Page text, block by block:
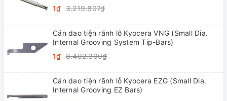
1₫ 3.219.807₫
Cán dao tiện rãnh lỗ Kyocera VNG (Small Dia.
Internal Grooving System Tip-Bars)
1₫ 8.402.300₫
Cán dao tiện rãnh lỗ Kyocera EZG (Small Dia.
Internal Grooving EZ Bars)